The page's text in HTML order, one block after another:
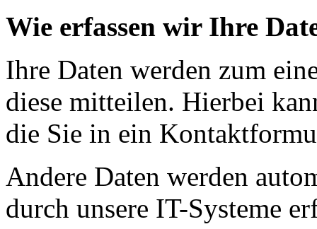
Wie erfassen wir Ihre
Ihre Daten werden zum
diese mitteilen. Hierbei
die Sie in ein
Andere Daten werden
durch unsere IT-Systeme